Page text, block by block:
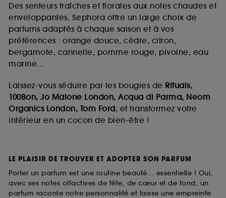
Des senteurs fraîches et florales aux notes chaudes et
enveloppantes, Sephora offre un large choix de
parfums adaptés à chaque saison et à vos
préférences : orange douce, cèdre, citron,
bergamote, cannelle, pomme rouge, pivoine, eau
marine...
Laissez-vous séduire par les bougies de Rituals,
100Bon, Jo Malone London, Acqua di Parma, Neom
Organics London, Tom Ford, et transformez votre
intérieur en un cocon de bien-être !
LE PLAISIR DE TROUVER ET ADOPTER SON PARFUM
Porter un parfum est une routine beauté... essentielle ! Oui,
avec ses notes olfactives de tête, de cœur et de fond, un
parfum raconte notre personnalité et laisse une empreinte